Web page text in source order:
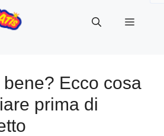
Menu
Ecco cosa
prima di